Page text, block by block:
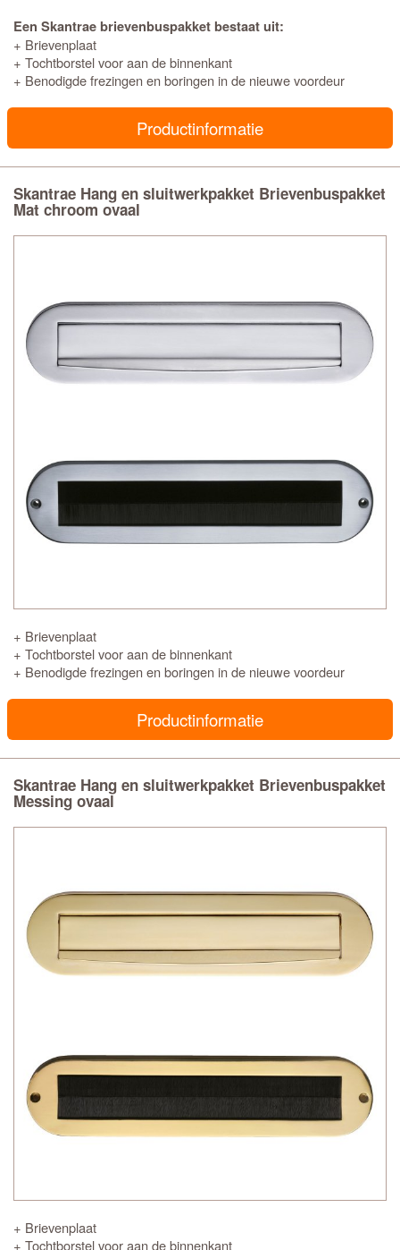
Een Skantrae brievenbuspakket bestaat uit:
+ Brievenplaat
+ Tochtborstel voor aan de binnenkant
+ Benodigde frezingen en boringen in de nieuwe voordeur
Productinformatie
Skantrae Hang en sluitwerkpakket Brievenbuspakket
Mat chroom ovaal
+ Brievenplaat
+ Tochtborstel voor aan de binnenkant
+ Benodigde frezingen en boringen in de nieuwe voordeur
Productinformatie
Skantrae Hang en sluitwerkpakket Brievenbuspakket
Messing ovaal
+ Brievenplaat
+ Tochtborstel voor aan de binnenkant